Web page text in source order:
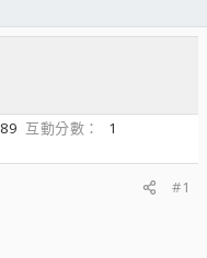
互動分數
1
#1